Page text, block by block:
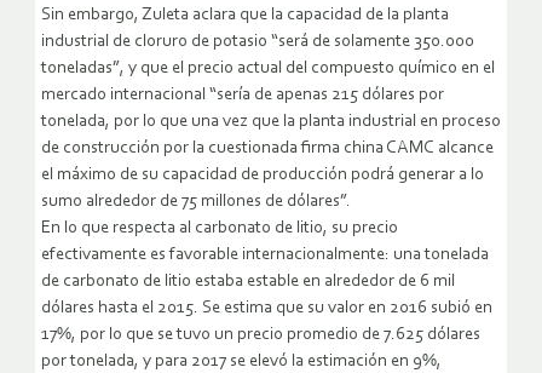
Sin embargo, Zuleta aclara que la capacidad de la planta
industrial de cloruro de potasio “será de solamente 350.000
toneladas”, y que el precio actual del compuesto químico en el
mercado internacional “sería de apenas 215 dólares por
tonelada, por lo que una vez que la planta industrial en proceso
de construcción por la cuestionada firma china CAMC alcance
el máximo de su capacidad de producción podrá generar a lo
sumo alrededor de 75 millones de dólares”.
En lo que respecta al carbonato de litio, su precio
efectivamente es favorable internacionalmente: una tonelada
de carbonato de litio estaba estable en alrededor de 6 mil
dólares hasta el 2015. Se estima que su valor en 2016 subió en
17%, por lo que se tuvo un precio promedio de 7.625 dólares
por tonelada, y para 2017 se elevó la estimación en 9%,